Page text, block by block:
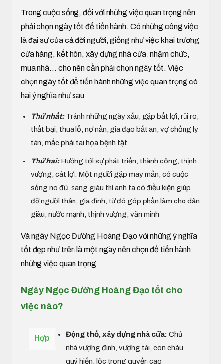
Trong cuộc sống, đối với những việc quan trọng nên
phải chọn ngày tốt để tiến hành. Có những công việc
là đại sự của cả đời người, giống như việc khai trương
cửa hàng, kết hôn, xây dựng nhà cửa, nhậm chức,
mua nhà... cho nên cần phải chọn ngày tốt. Việc
chọn ngày tốt để tiến hành những việc quan trọng có
hai ý nghĩa như sau
Thứ nhất:Tránh những ngày xấu, gặp bất lợi, rủi ro,
thất bại, thua lỗ, nợ nần, gia đạo bất an, vợ chồng ly
tán, mắc phải tai họa bệnh tật
Thứ hai:Hướng tới sự phát triển, thành công, thịnh
vượng, cát lợi. Một người gặp may mắn, có cuộc
sống no đủ, sang giàu thì anh ta có điều kiện giúp
đỡ người thân, gia đình, từ đó góp phần làm cho dân
giàu, nước mạnh, thịnh vượng, văn minh
Và ngày Ngọc Đường Hoàng Đạo với những ý nghĩa
tốt đẹp như trên là một ngày nên chọn để tiến hành
những việc quan trọng
Ngày Ngọc Đường Hoàng Đạo tốt cho
việc nào?
Hợp Động thổ, xây dựng nhà cửa: Chủ
nhà vượng đinh, vượng tài, con cháu
quý hiển, lộc trọng quyền cao